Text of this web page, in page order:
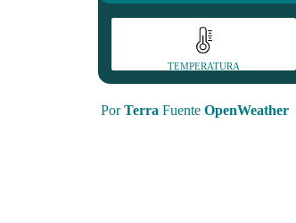
TEMPERATURA
PorTerra Fuente OpenWeather